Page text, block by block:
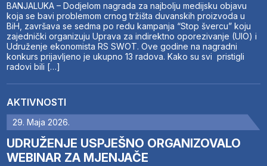
BANJALUKA – Dodjelom nagrada za najbolju medijsku objavu
koja se bavi problemom crnog tržišta duvanskih proizvoda u
BiH, završava se sedma po redu kampanja “Stop švercu” koju
zajednički organizuju Uprava za indirektno oporezivanje (UIO) i
Udruženje ekonomista RS SWOT. Ove godine na nagradni
konkurs prijavljeno je ukupno 13 radova. Kako su svi pristigli
radovi bili […]
AKTIVNOSTI
29. Maja 2026.
UDRUŽENJE USPJEŠNO ORGANIZOVALO
WEBINAR ZA MJENJAČE